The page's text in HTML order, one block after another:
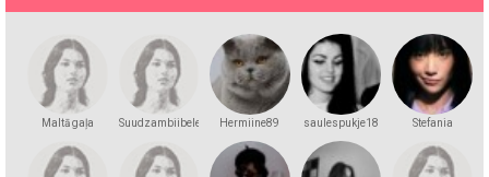
Maltā gaļa Suudzambiibele Hermiine89 saulespukje18 Stefania